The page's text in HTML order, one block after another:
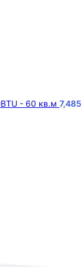
- 60 кв.м